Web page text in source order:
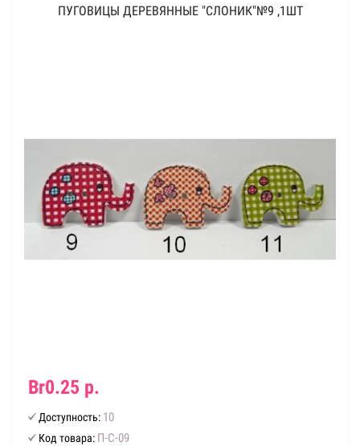
ПУГОВИЦЫ ДЕРЕВЯННЫЕ "СЛОНИК"№9 ,1ШТ
Br0.25 р.
Доступность: 10
Код товара: П-С-09